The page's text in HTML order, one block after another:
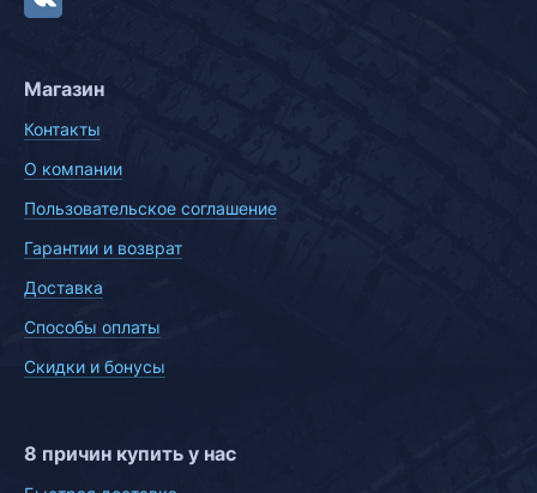
Магазин
Контакты
О компании
Пользовательское соглашение
Гарантии и возврат
Доставка
Способы оплаты
Скидки и бонусы
8 причин купить у нас